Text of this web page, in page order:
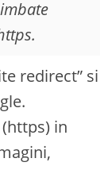
redirect” si
in